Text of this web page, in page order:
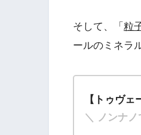
そして、「 粒
ールのミネラ
【トゥヴェ
＼ ノンナ